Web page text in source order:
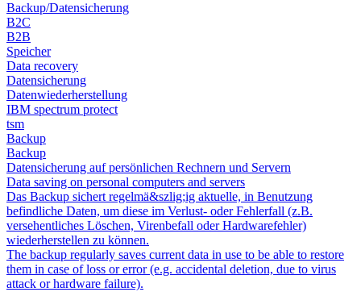
Backup/Datensicherung
B2C
B2B
Speicher
Data recovery
Datensicherung
Datenwiederherstellung
IBM spectrum protect
tsm
Backup
Backup
Datensicherung auf persönlichen Rechnern und Servern
Data saving on personal computers and servers
Das Backup sichert regelmä&szlig;ig aktuelle, in Benutzung
befindliche Daten, um diese im Verlust- oder Fehlerfall (z.B.
versehentliches Löschen, Virenbefall oder Hardwarefehler)
wiederherstellen zu können.
The backup regularly saves current data in use to be able to restore
them in case of loss or error (e.g. accidental deletion, due to virus
attack or hardware failure).